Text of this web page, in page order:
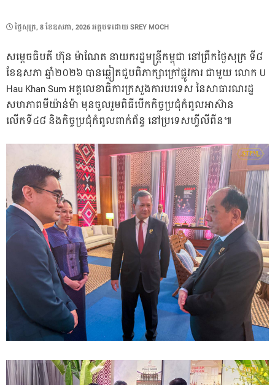
POSTED
ថ្ងៃ​សុក្រ, 8 ខែ​ឧសភា, 2026អត្ថបទដោយSREY MOCH
សម្តេចធិបតី ហ៊ុន ម៉ាណែត នាយករដ្ឋមន្ត្រីកម្ពុជា នៅព្រឹកថ្ងៃសុក្រ ទី៨
ខែឧសភា ឆ្នាំ២០២៦ បានឆ្លៀតជួបពិភាក្សាក្រៅផ្លូវការ​ ជាមួយ លោក U
Hau Khan Sum អគ្គលេខាធិការក្រសួងការបរទេស នៃសាធារណរដ្ឋ
សហភាពមីយ៉ាន់ម៉ា មុនចូលរួមពិធីបើកកិច្ចប្រជុំកំពូលអាស៊ាន
លើកទី៤៨ និងកិច្ចប្រជុំកំពូលពាក់ព័ន្ធ នៅប្រទេសហ្វីលីពីន៕